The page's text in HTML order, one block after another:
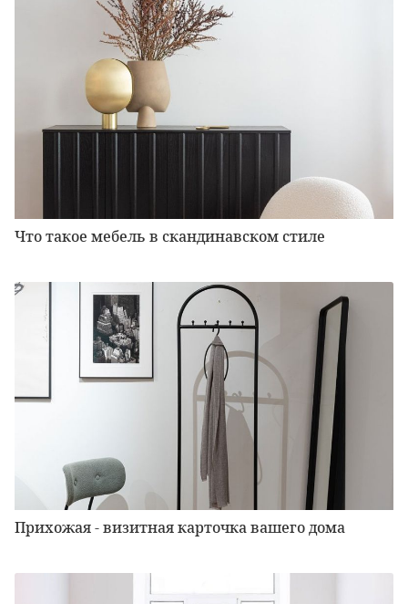
Что такое мебель в скандинавском стиле
Прихожая - визитная карточка вашего дома